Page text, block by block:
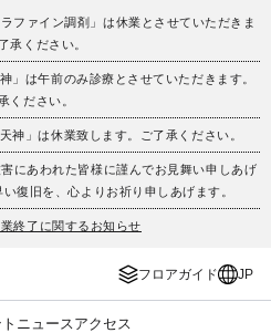
ファイン調剤」は休業とさせていただきま
承ください。
」は午前のみ診療とさせていただきます。
ください。
神」は休業致します。ご了承ください。
にあわれた皆様に謹んでお見舞い申しあげ
復旧を、心よりお祈り申しあげます。
終了に関するお知らせ
フロアガイド JP
ニュース アクセス